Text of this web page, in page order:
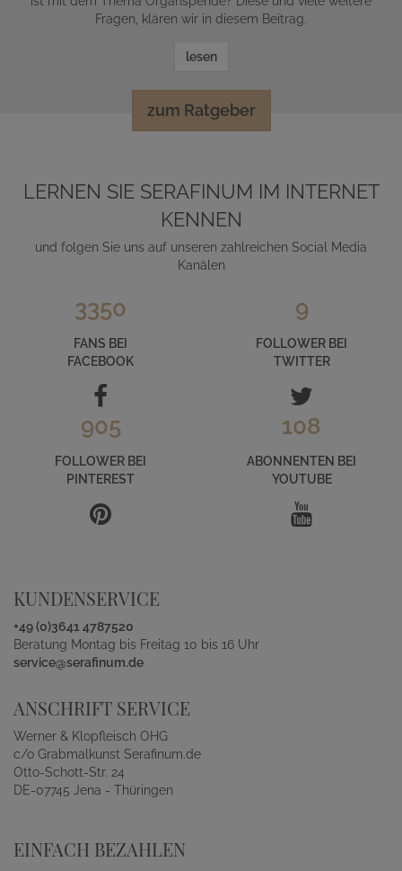
Fragen, klären wir in diesem Beitrag.
lesen
zum Ratgeber
LERNEN SIE SERAFINUM IM INTERNET
KENNEN
und folgen Sie uns auf unseren zahlreichen Social Media
Kanälen
3350
FANS BEI
FACEBOOK
9
FOLLOWER BEI
TWITTER
905
FOLLOWER BEI
PINTEREST
108
ABONNENTEN BEI
YOUTUBE
KUNDENSERVICE
+49 (0)3641 4787520
Beratung Montag bis Freitag 10 bis 16 Uhr
service@serafinum.de
ANSCHRIFT SERVICE
Werner & Klopfleisch OHG
c/o Grabmalkunst Serafinum.de
Otto-Schott-Str. 24
DE-07745 Jena - Thüringen
EINFACH BEZAHLEN